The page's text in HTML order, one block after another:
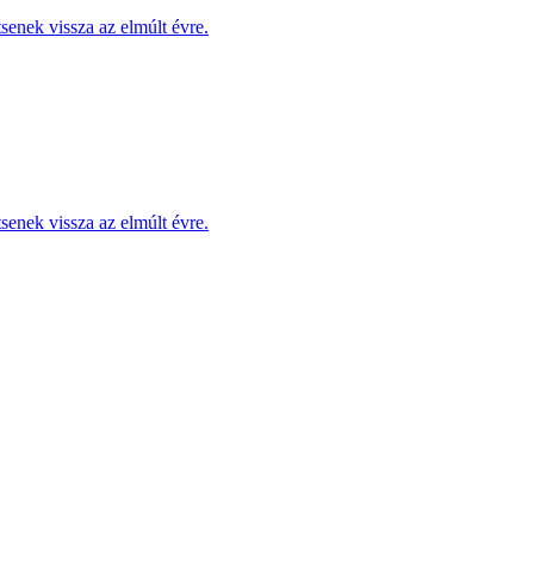
vissza az elmúlt évre.
vissza az elmúlt évre.